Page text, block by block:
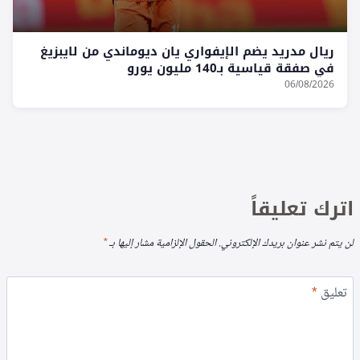
ريال مدريد يضم الإيفواري يان ديوماندي من لايبزيغ
في صفقة قياسية بـ140 مليون يورو
06/08/2026
اترك تعليقاً
لن يتم نشر عنوان بريدك الإلكتروني.الحقول الإلزامية مشار إليها بـ*
تعليق*